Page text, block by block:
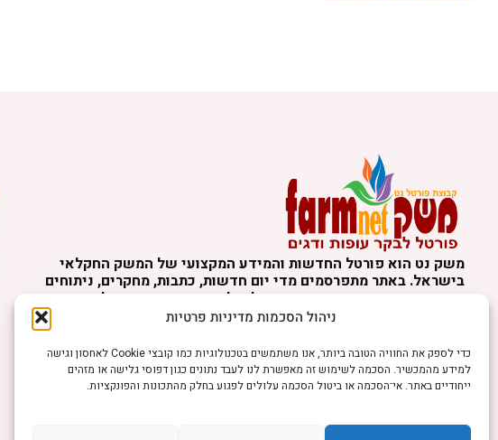
ניהול הסכמות מדיניות פרטיות
כדי לספק את החוויה הטובה ביותר, אנו משתמשים בטכנולוגיות כמו קובצי Cookie לאחסון וגישה
למידע מהמכשיר. הסכמה לשימוש זה מאפשרת לנו לעבד נתונים כגון דפוסי גלישה או מזהים
ייחודיים באתר. אי־הסכמה או ביטול הסכמה עלולים לפגוע בחלק מהתכונות והפונקציות.
משק נט הוא פורטל החדשות והמידע המקצועי של המשק החקלאי
בישראל. באתר מתפרסמים מדי יום חדשות, כתבות, מחקרים, ניתוחים
מקצועיים ועדכונים מהארץ ומהעולם, לצד סיקור תחומי בעלי החיים,
הרפת, הלול, הצאן, הדגה, גידול בעלי חיים, תזונת בעלי חיים, בריאות
בענפי המשק. התכנים באתר נועדו למידע כללי בלבד ואינם מהווים ייעוץ
מקצועי, חקלאי, וטרינרי, משפטי או אחר. השימוש במידע הוא באחריות
המשתמש ובכפוף לתקנון האתר ולמדיניות הפרטיות.
זכויות בו, ניתן לפנות אלינו באמצעות עמוד יצירת הקשר.